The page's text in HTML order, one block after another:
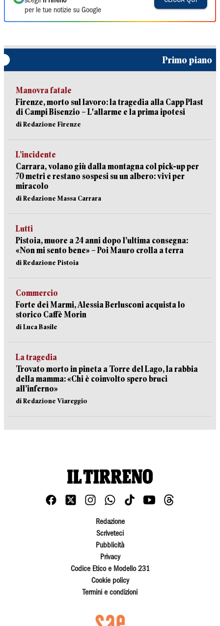
per le tue notizie su Google
Primo piano
Manovra fatale
Firenze, morto sul lavoro: la tragedia alla Capp Plast
di Campi Bisenzio – L'allarme e la prima ipotesi
di Redazione Firenze
L’incidente
Carrara, volano giù dalla montagna col pick-up per
70 metri e restano sospesi su un albero: vivi per
miracolo
di Redazione Massa Carrara
Lutti
Pistoia, muore a 24 anni dopo l’ultima consegna:
«Non mi sento bene» – Poi Mauro crolla a terra
di Redazione Pistoia
Commercio
Forte dei Marmi, Alessia Berlusconi acquista lo
storico Caffè Morin
di Luca Basile
La tragedia
Trovato morto in pineta a Torre del Lago, la rabbia
della mamma: «Chi è coinvolto spero bruci
all’inferno»
di Redazione Viareggio
Redazione
Scriveteci
Pubblicità
Privacy
Codice Etico e Modello 231
Cookie policy
Termini e condizioni